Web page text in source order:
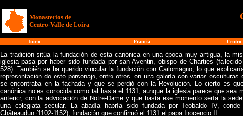
Monasterios de
Centro-Valle de Loira
Inicio Francia
La tradición sitúa la fundación de esta canónica en una época muy antigua, la
iglesia pasa por haber sido fundada por san Aventin, obispo de Chartres
528). También se ha querido vincular la fundación con Carlomagno, lo que
representación de este personaje, entre otros, en una galería con varias esculturas
se encontraba en la fachada y que se perdió con la Revolución. Lo cierto es
canónica no es conocida como tal hasta el 1131, aunque la iglesia parece que sea
anterior, con la advocación de Notre-Dame y que hasta ese momento sería la
una colegiata secular. La abadía habría sido fundada por Teobaldo IV, conde
Châteaudun (1102-1152), fundación que confirmó el 1131 el papa Inocencio II.